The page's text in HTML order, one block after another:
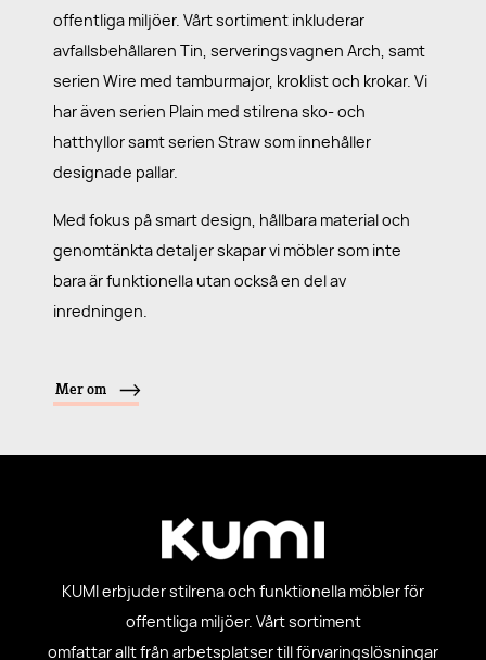
offentliga miljöer. Vårt sortiment inkluderar
avfallsbehållaren Tin, serveringsvagnen Arch, samt
serien Wire med tamburmajor, kroklist och krokar. Vi
har även serien Plain med stilrena sko- och
hatthyllor samt serien Straw som innehåller
designade pallar.
Med fokus på smart design, hållbara material och
genomtänkta detaljer skapar vi möbler som inte
bara är funktionella utan också en del av
inredningen.
Mer om
KUMI erbjuder stilrena och funktionella möbler för
offentliga miljöer. Vårt sortiment
omfattar allt från arbetsplatser till förvaringslösningar